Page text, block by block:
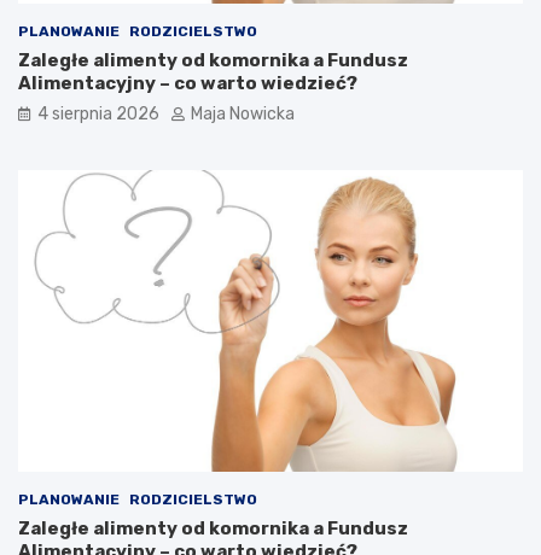
PLANOWANIE RODZICIELSTWO
Zaległe alimenty od komornika a Fundusz
Alimentacyjny – co warto wiedzieć?
4 sierpnia 2026 Maja Nowicka
PLANOWANIE RODZICIELSTWO
Zaległe alimenty od komornika a Fundusz